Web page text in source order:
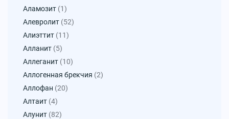
Аламозит (1)
Алевролит (52)
Алиэттит (11)
Алланит (5)
Аллеганит (10)
Аллогенная брекчия (2)
Аллофан (20)
Алтаит (4)
Алунит (82)